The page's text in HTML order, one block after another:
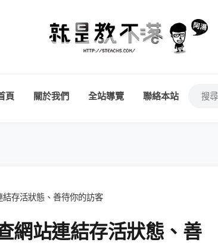
頁 關於我們 全站導覽 聯絡本站
存活狀態、善待你的訪客
網站連結存活狀態、善